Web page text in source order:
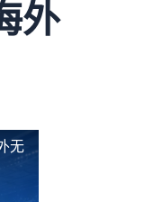
外
无